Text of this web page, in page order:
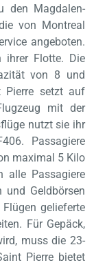
den Magdalen-
von Montreal
angeboten.
ihrer Flotte. Die
von 8 und
Pierre setzt auf
mit der
nutzt sie ihr
Passagiere
maximal 5 Kilo
alle Passagiere
und Geldbörsen
gelieferte
Für Gepäck,
muss die 23-
Pierre bietet